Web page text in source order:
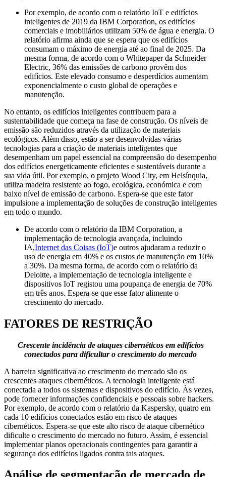
Por exemplo, de acordo com o relatório IoT e edifícios
inteligentes de 2019 da IBM Corporation, os edifícios
comerciais e imobiliários utilizam 50% de água e energia. O
relatório afirma ainda que se espera que os edifícios
consumam o máximo de energia até ao final de 2025. Da
mesma forma, de acordo com o Whitepaper da Schneider
Electric, 36% das emissões de carbono provêm dos
edifícios. Este elevado consumo e desperdícios aumentam
exponencialmente o custo global de operações e
manutenção.
No entanto, os edifícios inteligentes contribuem para a
sustentabilidade que começa na fase de construção. Os níveis de
emissão são reduzidos através da utilização de materiais
ecológicos. Além disso, estão a ser desenvolvidas várias
tecnologias para a criação de materiais inteligentes que
desempenham um papel essencial na compreensão do desempenho
dos edifícios energeticamente eficientes e sustentáveis ​​durante a
sua vida útil. Por exemplo, o projeto Wood City, em Helsínquia,
utiliza madeira resistente ao fogo, ecológica, económica e com
baixo nível de emissão de carbono. Espera-se que este fator
impulsione a implementação de soluções de construção inteligentes
em todo o mundo.
De acordo com o relatório da IBM Corporation, a
implementação de tecnologia avançada, incluindo
IA,Internet das Coisas (IoT)e outros ajudaram a reduzir o
uso de energia em 40% e os custos de manutenção em 10%
a 30%. Da mesma forma, de acordo com o relatório da
Deloitte, a implementação de tecnologia inteligente e
dispositivos IoT registou uma poupança de energia de 70%
em três anos. Espera-se que esse fator alimente o
crescimento do mercado.
FATORES DE RESTRIÇÃO
Crescente incidência de ataques cibernéticos em edifícios
conectados para dificultar o crescimento do mercado
A barreira significativa ao crescimento do mercado são os
crescentes ataques cibernéticos. A tecnologia inteligente está
conectada a todos os sistemas e dispositivos do edifício. Às vezes,
pode fornecer informações confidenciais e pessoais sobre hackers.
Por exemplo, de acordo com o relatório da Kaspersky, quatro em
cada 10 edifícios conectados estão em risco de ataques
cibernéticos. Espera-se que este alto risco de ataque cibernético
dificulte o crescimento do mercado no futuro. Assim, é essencial
implementar planos operacionais contingentes para garantir a
segurança dos edifícios ligados contra tais ataques.